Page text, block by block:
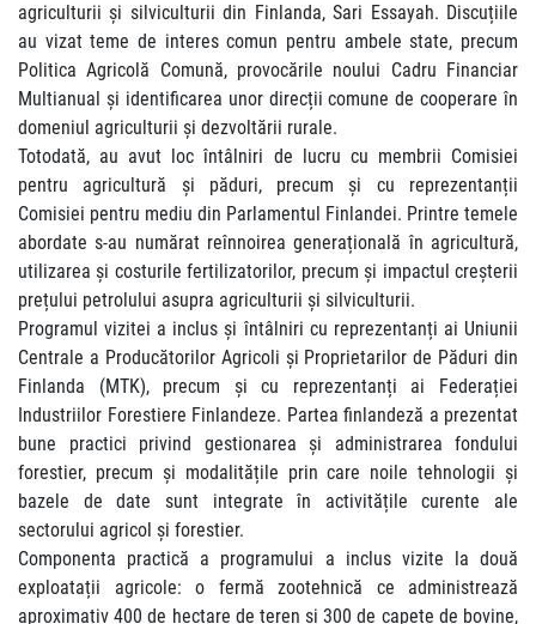
agriculturii și silviculturii din Finlanda, Sari Essayah. Discuțiile
au vizat teme de interes comun pentru ambele state, precum
Politica Agricolă Comună, provocările noului Cadru Financiar
Multianual și identificarea unor direcții comune de cooperare în
domeniul agriculturii și dezvoltării rurale.
Totodată, au avut loc întâlniri de lucru cu membrii Comisiei
pentru agricultură și păduri, precum și cu reprezentanții
Comisiei pentru mediu din Parlamentul Finlandei. Printre temele
abordate s-au numărat reînnoirea generațională în agricultură,
utilizarea și costurile fertilizatorilor, precum și impactul creșterii
prețului petrolului asupra agriculturii și silviculturii.
Programul vizitei a inclus și întâlniri cu reprezentanți ai Uniunii
Centrale a Producătorilor Agricoli și Proprietarilor de Păduri din
Finlanda (MTK), precum și cu reprezentanți ai Federației
Industriilor Forestiere Finlandeze. Partea finlandeză a prezentat
bune practici privind gestionarea și administrarea fondului
forestier, precum și modalitățile prin care noile tehnologii și
bazele de date sunt integrate în activitățile curente ale
sectorului agricol și forestier.
Componenta practică a programului a inclus vizite la două
exploatații agricole: o fermă zootehnică ce administrează
aproximativ 400 de hectare de teren și 300 de capete de bovine,